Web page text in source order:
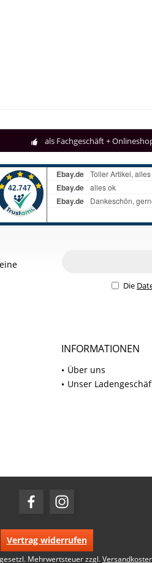
als Fachgeschäft +
Die
INFORMATIONEN
Über uns
Unser
Vertrag widerrufen
Mehrwertsteuer zzgl.